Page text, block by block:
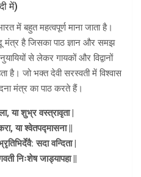
में)
में बहुत महत्वपूर्ण माना जाता है।
मंत्र है जिसका पाठ ज्ञान और समझ
से लेकर गायकों और विद्वानों
है। जो भक्त देवी सरस्वती में विश्वास
मंत्र का पाठ करते हैं।
या शुभ्र वस्त्रावृता |
या श्वेतपद्मासना ||
सदा वन्दिता |
निःशेष जाड्यापहा ||